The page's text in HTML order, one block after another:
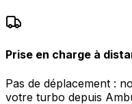
Prise en charge à
Pas de déplacement :
votre turbo depuis